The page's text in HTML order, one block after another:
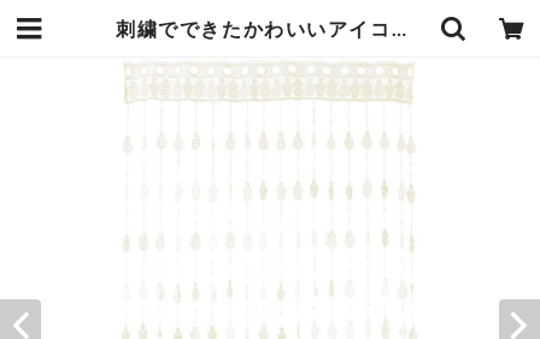
刺繍でできたかわいいアイコンが全体に散りばめられたまるで絵本の背景のようなレースカーテン 90×150cm アイボリー 向こう側が透けて見えるので涼しげな印象 お部屋の雰囲気を明るく爽やかに仕上げてくれます エンヴェールヘルック(R) | エンジュール